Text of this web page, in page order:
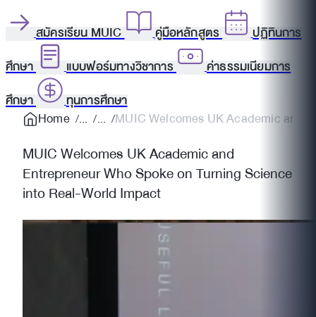
สมัครเรียน MUIC คู่มือหลักสูตร
ปฏิทินการ
ศึกษา
แบบฟอร์มทางวิชาการ
ค่าธรรมเนียมการ
ศึกษา
ทุนการศึกษา
Home
MUIC Welcomes UK Academic and
MUIC Welcomes UK Academic and
Entrepreneur Who Spoke on Turning Science
into Real-World Impact